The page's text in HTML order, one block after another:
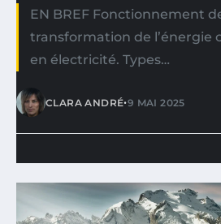
EN BREF Fonctionnement
transformation de l’énergie
en électricité. Types…
CLARA ANDRÉ•9 MAI 2025